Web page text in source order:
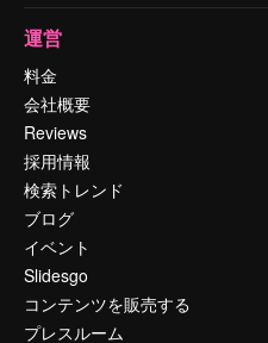
運営
料金
会社概要
Reviews
採用情報
検索トレンド
ブログ
イベント
Slidesgo
コンテンツを販売する
プレスルーム